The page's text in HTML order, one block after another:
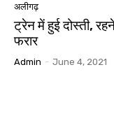
अलीगढ़
ट्रेन में हुई दोस्ती,
फरार
Admin - June 4, 2021